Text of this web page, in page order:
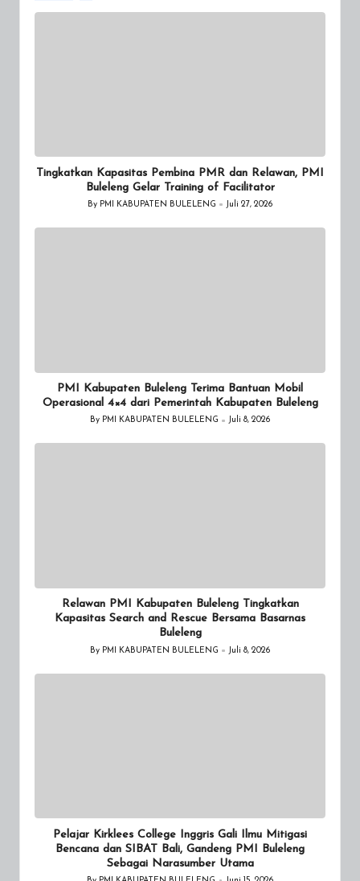
Tingkatkan Kapasitas Pembina PMR dan Relawan, PMI
Buleleng Gelar Training of Facilitator
Posted
By PMI KABUPATEN BULELENG Juli 27, 2026
PMI Kabupaten Buleleng Terima Bantuan Mobil
Operasional 4×4 dari Pemerintah Kabupaten Buleleng
Posted
By PMI KABUPATEN BULELENG Juli 8, 2026
Relawan PMI Kabupaten Buleleng Tingkatkan
Kapasitas Search and Rescue Bersama Basarnas
Buleleng
Posted
By PMI KABUPATEN BULELENG Juli 8, 2026
Pelajar Kirklees College Inggris Gali Ilmu Mitigasi
Bencana dan SIBAT Bali, Gandeng PMI Buleleng
Sebagai Narasumber Utama